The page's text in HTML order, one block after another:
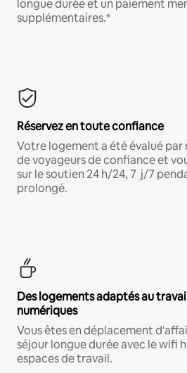
longue durée et un paiement
supplémentaires.*
Réservez en toute confiance
Votre logement a été évalué
de voyageurs de confiance et
sur le soutien 24 h/24, 7 j/7
prolongé.
Des logements adaptés au
numériques
Vous êtes en déplacement
séjour longue durée avec le wifi
espaces de travail.